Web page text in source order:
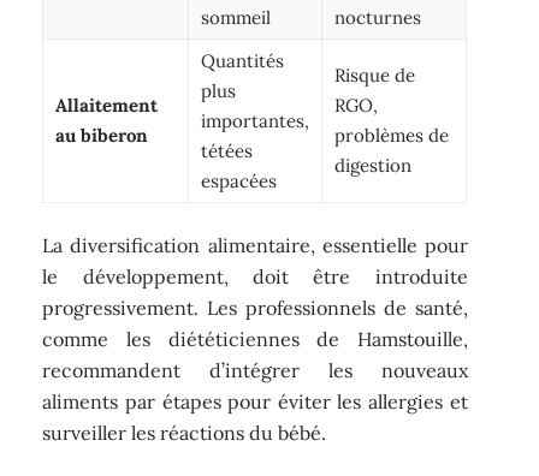
sommeil
nocturnes
Allaitement
au biberon
Quantités
plus
importantes,
tétées
espacées
Risque de
RGO,
problèmes de
digestion
La diversification alimentaire, essentielle pour
le développement, doit être introduite
progressivement. Les professionnels de santé,
comme les diététiciennes de Hamstouille,
recommandent d’intégrer les nouveaux
aliments par étapes pour éviter les allergies et
surveiller les réactions du bébé.